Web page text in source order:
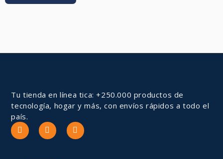
Tu tienda en línea tica: +250.000 productos de
tecnología, hogar y más, con envíos rápidos a todo el
país.